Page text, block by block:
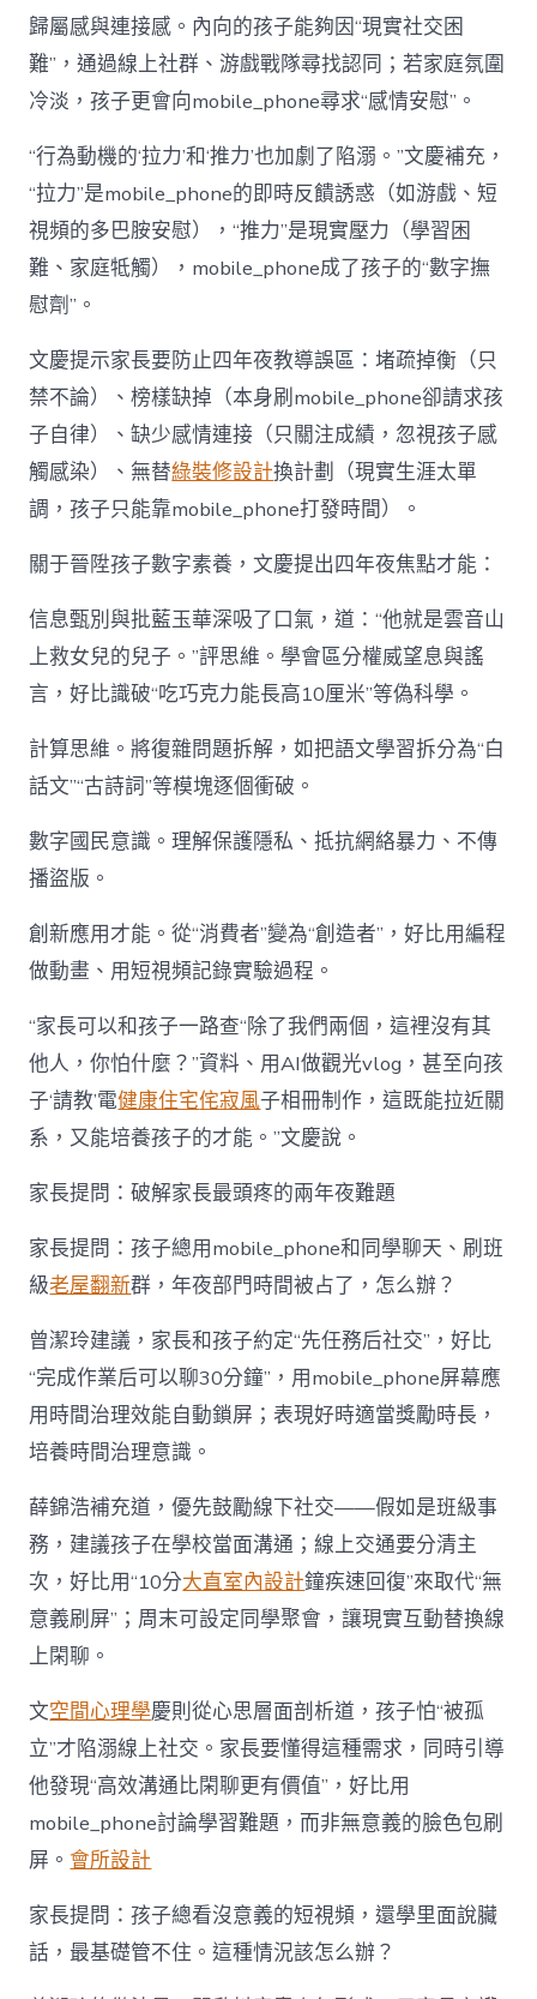
歸屬感與連接感。內向的孩子能夠因“現實社交困
難”，通過線上社群、游戲戰隊尋找認同；若家庭氛圍
冷淡，孩子更會向mobile_phone尋求“感情安慰”。
“行為動機的‘拉力’和‘推力’也加劇了陷溺。”文慶補充，
“拉力”是mobile_phone的即時反饋誘惑（如游戲、短
視頻的多巴胺安慰），“推力”是現實壓力（學習困
難、家庭牴觸），mobile_phone成了孩子的“數字撫
慰劑”。
文慶提示家長要防止四年夜教導誤區：堵疏掉衡（只
禁不論）、榜樣缺掉（本身刷mobile_phone卻請求孩
子自律）、缺少感情連接（只關注成績，忽視孩子感
觸感染）、無替綠裝修設計換計劃（現實生涯太單
調，孩子只能靠mobile_phone打發時間）。
關于晉陞孩子數字素養，文慶提出四年夜焦點才能：
信息甄別與批藍玉華深吸了口氣，道：“他就是雲音山
上救女兒的兒子。”評思維。學會區分權威望息與謠
言，好比識破“吃巧克力能長高10厘米”等偽科學。
計算思維。將復雜問題拆解，如把語文學習拆分為“白
話文”“古詩詞”等模塊逐個衝破。
數字國民意識。理解保護隱私、抵抗網絡暴力、不傳
播盜版。
創新應用才能。從“消費者”變為“創造者”，好比用編程
做動畫、用短視頻記錄實驗過程。
“家長可以和孩子一路查“除了我們兩個，這裡沒有其
他人，你怕什麼？”資料、用AI做觀光vlog，甚至向孩
子‘請教’電健康住宅侘寂風子相冊制作，這既能拉近關
系，又能培養孩子的才能。”文慶說。
家長提問：破解家長最頭疼的兩年夜難題
家長提問：孩子總用mobile_phone和同學聊天、刷班
級老屋翻新群，年夜部門時間被占了，怎么辦？
曾潔玲建議，家長和孩子約定“先任務后社交”，好比
“完成作業后可以聊30分鐘”，用mobile_phone屏幕應
用時間治理效能自動鎖屏；表現好時適當獎勵時長，
培養時間治理意識。
薛錦浩補充道，優先鼓勵線下社交——假如是班級事
務，建議孩子在學校當面溝通；線上交通要分清主
次，好比用“10分大直室內設計鐘疾速回復”來取代“無
意義刷屏”；周末可設定同學聚會，讓現實互動替換線
上閑聊。
文空間心理學慶則從心思層面剖析道，孩子怕“被孤
立”才陷溺線上社交。家長要懂得這種需求，同時引導
他發現“高效溝通比閑聊更有價值”，好比用
mobile_phone討論學習難題，而非無意義的臉色包刷
屏。會所設計
家長提問：孩子總看沒意義的短視頻，還學里面說臟
話，最基礎管不住。這種情況該怎么辦？